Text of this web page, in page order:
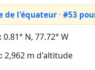
de l'équateur · #53
0.81° N, 77.72° W
2,962 m d'altitude